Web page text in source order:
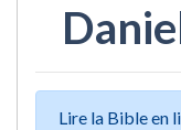
Lire la Bible en